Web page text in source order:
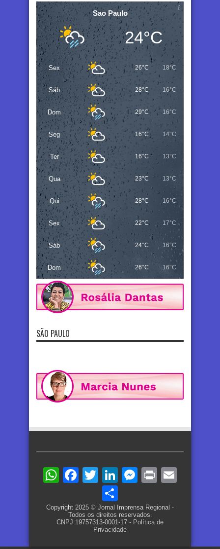
Sao Paulo
24°C
Sex 26°C 18°C
Sáb 28°C 16°C
Dom 29°C 16°C
Seg 16°C 14°C
Ter 16°C 13°C
Qua 23°C 13°C
Qui 28°C 16°C
Sex 22°C 17°C
Sáb 24°C 16°C
Dom 26°C 16°C
SÃO PAULO
WhatsApp
Facebook
TwitterLinkedIn
Messenger
Print
Copyright 2025 © Jornal Imprensa Regional -
Todos os direitos reservados.
CNPJ 19757313-0001-17 - Política de
Privacidade